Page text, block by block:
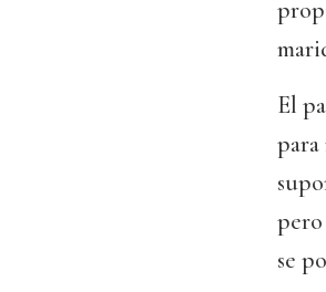
El
para
se